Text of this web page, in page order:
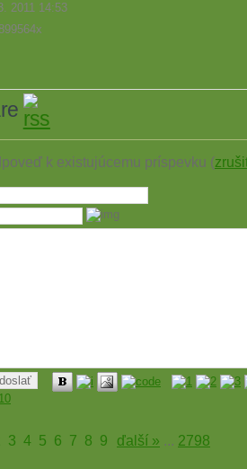
2011 14:53
k existujúcemu príspevku (
3 4 5 6 7 8 9 ďalší » ... 2798